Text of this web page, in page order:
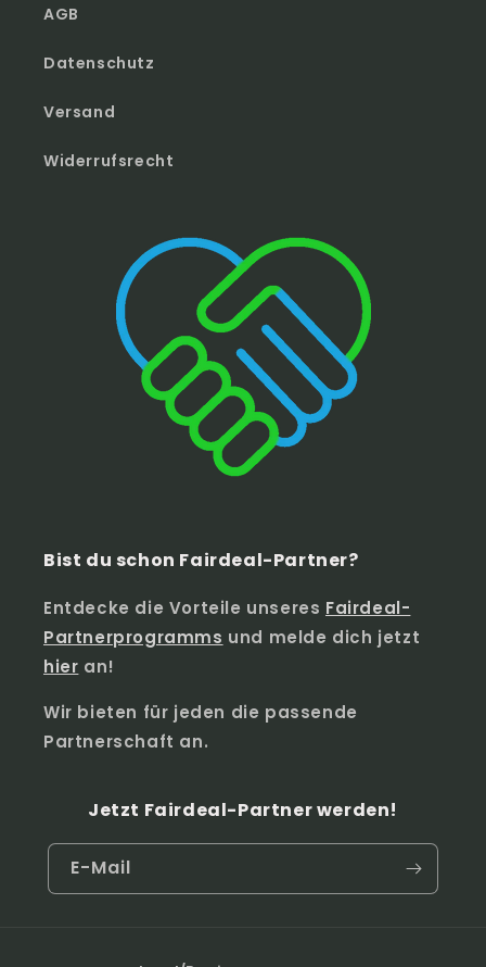
AGB
Datenschutz
Versand
Widerrufsrecht
Bist du schon Fairdeal-Partner?
Entdecke die Vorteile unseres Fairdeal-
Partnerprogramms und melde dich jetzt
hier an!
Wir bieten für jeden die passende
Partnerschaft an.
Jetzt Fairdeal-Partner werden!
E-Mail